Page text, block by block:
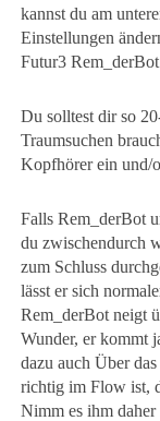
kannst du am
Einstellungen
Futur3
Du solltest dir so
Traumsuchen
Kopfhörer ein und/
Falls Rem_derBot
du zwischendurch
zum Schluss
lässt er sich
Rem_derBot neigt
Wunder, er kommt
dazu auch Über
richtig im Flow ist,
Nimm es ihm